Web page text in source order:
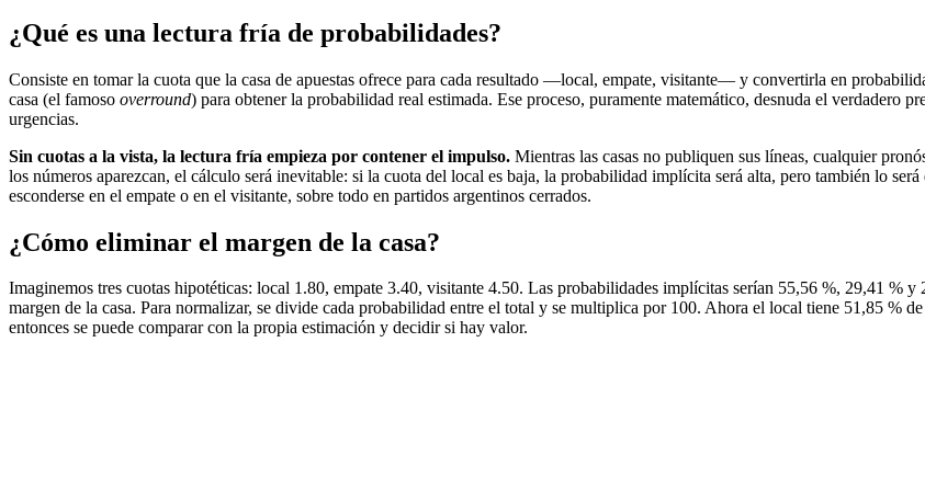
¿Qué es una lectura fría de probabilidades?
Consiste en tomar la cuota que la casa de apuestas ofrece para cada resultado —local, empate, visitante— y convertirla en
casa (el famoso overround) para obtener la probabilidad real estimada. Ese proceso, puramente matemático, desnuda el verdadero
urgencias.
Sin cuotas a la vista, la lectura fría empieza por contener el impulso. Mientras las casas no publiquen sus líneas, cualquier
los números aparezcan, el cálculo será inevitable: si la cuota del local es baja, la probabilidad implícita será alta, pero también lo
esconderse en el empate o en el visitante, sobre todo en partidos argentinos cerrados.
¿Cómo eliminar el margen de la casa?
Imaginemos tres cuotas hipotéticas: local 1.80, empate 3.40, visitante 4.50. Las probabilidades implícitas serían 55,56 %, 29,41 %
margen de la casa. Para normalizar, se divide cada probabilidad entre el total y se multiplica por 100. Ahora el local tiene 51,85 %
entonces se puede comparar con la propia estimación y decidir si hay valor.